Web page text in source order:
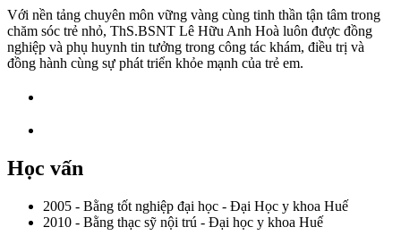
Với nền tảng chuyên môn vững vàng cùng tinh thần tận tâm trong
chăm sóc trẻ nhỏ, ThS.BSNT Lê Hữu Anh Hoà luôn được đồng
nghiệp và phụ huynh tin tưởng trong công tác khám, điều trị và
đồng hành cùng sự phát triển khỏe mạnh của trẻ em.
Học vấn
2005 - Bằng tốt nghiệp đại học - Đại Học y khoa Huế
2010 - Bằng thạc sỹ nội trú - Đại học y khoa Huế